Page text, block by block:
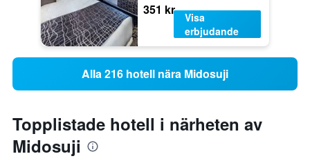
351 kr
Visa
erbjudande
Alla 216 hotell nära Midosuji
Topplistade hotell i närheten av
Midosuji